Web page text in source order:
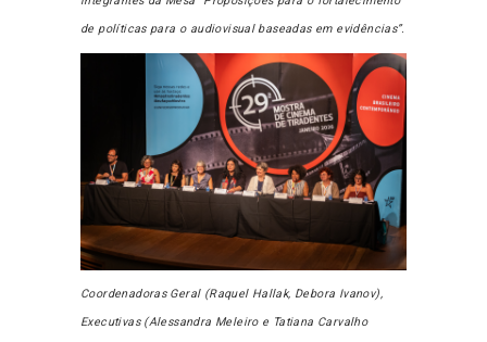
de políticas para o audiovisual baseadas em evidências”.
Coordenadoras Geral (Raquel Hallak, Debora Ivanov),
Executivas (Alessandra Meleiro e Tatiana Carvalho